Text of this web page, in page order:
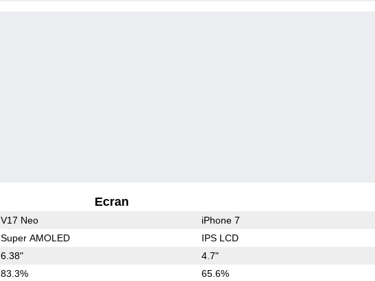
Ecran
V17 Neo iPhone 7
Super AMOLED IPS LCD
6.38" 4.7"
83.3% 65.6%